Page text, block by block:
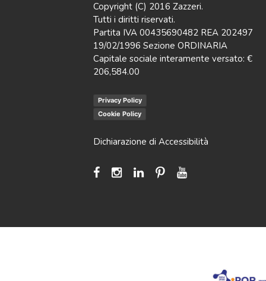
Copyright (C) 2016 Zazzeri.
Tutti i diritti riservati.
Partita IVA 00435690482 REA 202497
19/02/1996 Sezione ORDINARIA
Capitale sociale interamente versato: €
206,584.00
Privacy Policy
Cookie Policy
Dichiarazione di Accessibilità